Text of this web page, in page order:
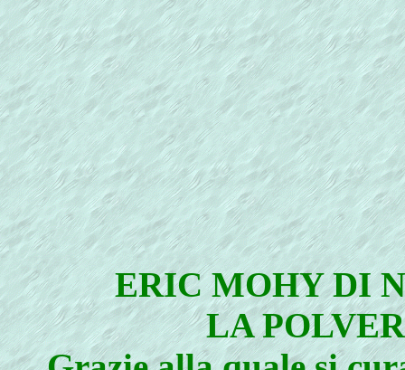
ERIC MOHY DI
LA